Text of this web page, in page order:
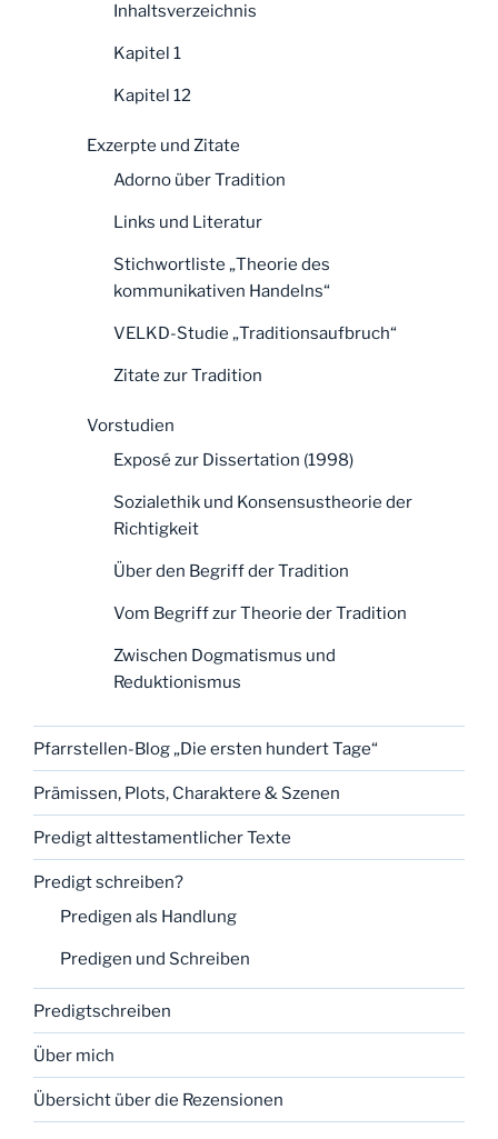
Inhaltsverzeichnis
Kapitel 1
Kapitel 12
Exzerpte und Zitate
Adorno über Tradition
Links und Literatur
Stichwortliste „Theorie des
kommunikativen Handelns“
VELKD-Studie „Traditionsaufbruch“
Zitate zur Tradition
Vorstudien
Exposé zur Dissertation (1998)
Sozialethik und Konsensustheorie der
Richtigkeit
Über den Begriff der Tradition
Vom Begriff zur Theorie der Tradition
Zwischen Dogmatismus und
Reduktionismus
Pfarrstellen-Blog „Die ersten hundert Tage“
Prämissen, Plots, Charaktere & Szenen
Predigt alttestamentlicher Texte
Predigt schreiben?
Predigen als Handlung
Predigen und Schreiben
Predigtschreiben
Über mich
Übersicht über die Rezensionen